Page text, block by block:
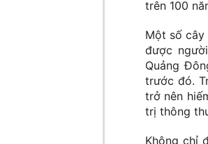
trên 100
Một số cây
được
Quảng
trước đó.
trở nên
trị thông
Không chỉ